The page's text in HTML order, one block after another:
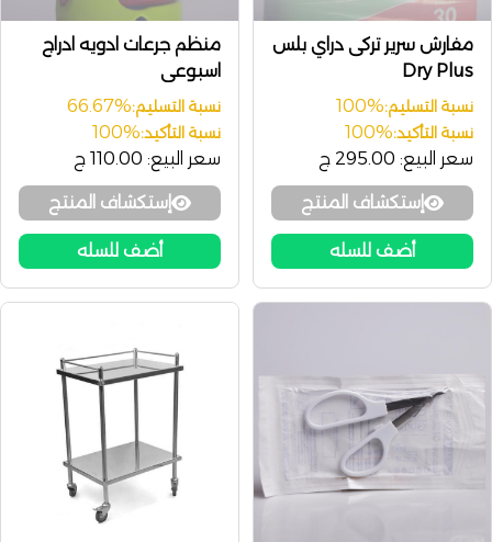
مفارش سرير تركى دراي بلس
Dry Plus
نسبة التسليم:100%
نسبة التأكيد:100%
سعر البيع: 295.00 ج
إستكشاف المنتج
أضف للسله
منظم جرعات ادويه ادراج
اسبوعى
نسبة التسليم:66.67%
نسبة التأكيد:100%
سعر البيع: 110.00 ج
إستكشاف المنتج
أضف للسله